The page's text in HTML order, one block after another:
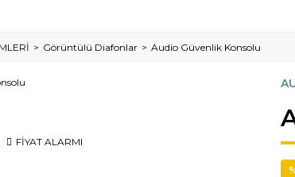
Görüntülü Diafonlar Audio Güvenlik Konsolu
FİYAT ALARMI